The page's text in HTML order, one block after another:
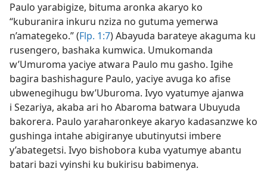
Paulo yarabigize, bituma aronka akaryo ko
“kuburanira inkuru nziza no gutuma yemerwa
n’amategeko.” (Flp. 1:7) Abayuda barateye akaguma ku
rusengero, bashaka kumwica. Umukomanda
w’Umuroma yaciye atwara Paulo mu gasho. Igihe
bagira bashishagure Paulo, yaciye avuga ko afise
ubwenegihugu bw’Uburoma. Ivyo vyatumye ajanwa
i Sezariya, akaba ari ho Abaroma batwara Ubuyuda
bakorera. Paulo yaraharonkeye akaryo kadasanzwe ko
gushinga intahe abigiranye ubutinyutsi imbere
y’abategetsi. Ivyo bishobora kuba vyatumye abantu
batari bazi vyinshi ku bukirisu babimenya.